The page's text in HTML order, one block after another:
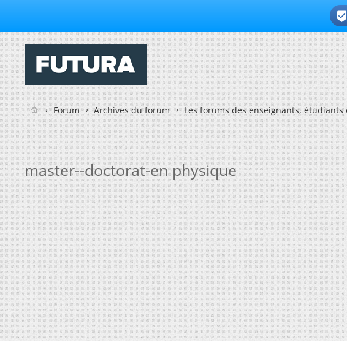

Forum Archives du forum Les forums des enseignants, étudiants
master--doctorat-en physique